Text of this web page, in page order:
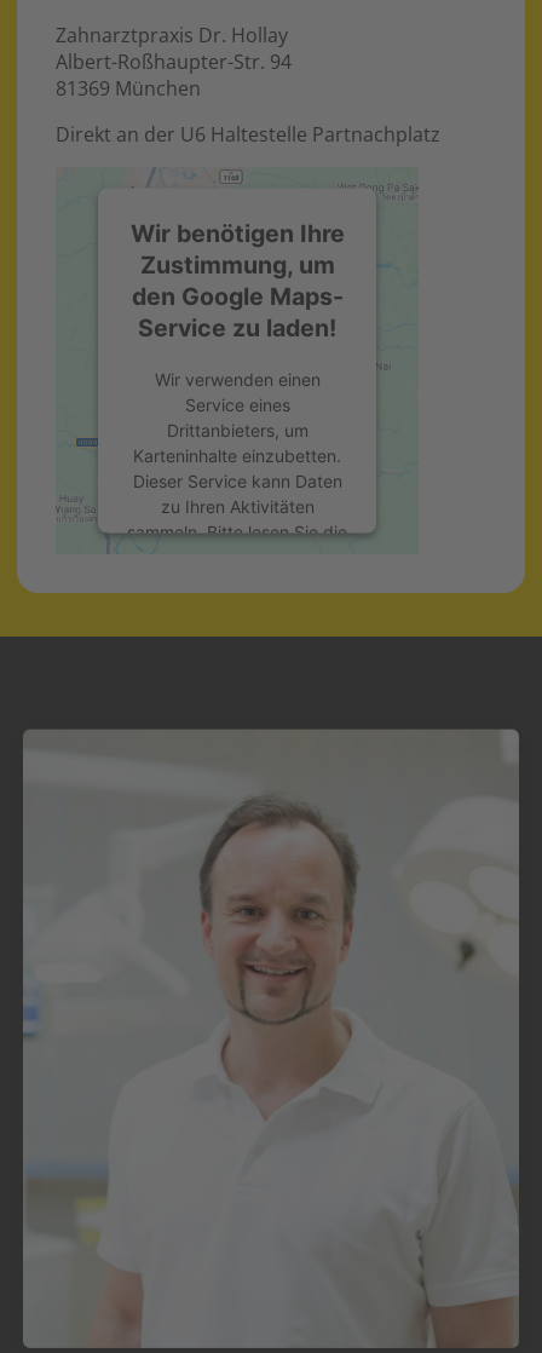
Zahnarztpraxis Dr. Hollay
Albert-Roßhaupter-Str. 94
81369 München
Direkt an der U6 Haltestelle Partnachplatz
Wir benötigen Ihre
Zustimmung, um
den Google Maps-
Service zu laden!
Wir verwenden einen
Service eines
Drittanbieters, um
Karteninhalte einzubetten.
Dieser Service kann Daten
zu Ihren Aktivitäten
sammeln. Bitte lesen Sie die
Details durch und stimmen
anzuzeigen.
Usercentrics
Consent Management
Platform